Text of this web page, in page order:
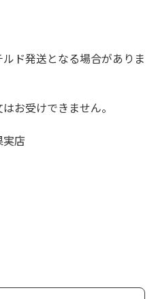
ド発送となる場合がありま
お受けできません。
店